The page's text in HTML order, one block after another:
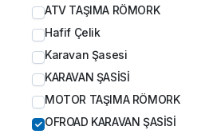
ATV TAŞIMA RÖMORK
Hafif Çelik
Karavan Şasesi
KARAVAN ŞASİSİ
MOTOR TAŞIMA RÖMORK
OFROAD KARAVAN ŞASİSİ